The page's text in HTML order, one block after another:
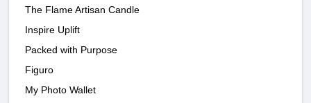
The Flame Artisan Candle
Inspire Uplift
Packed with Purpose
Figuro
My Photo Wallet